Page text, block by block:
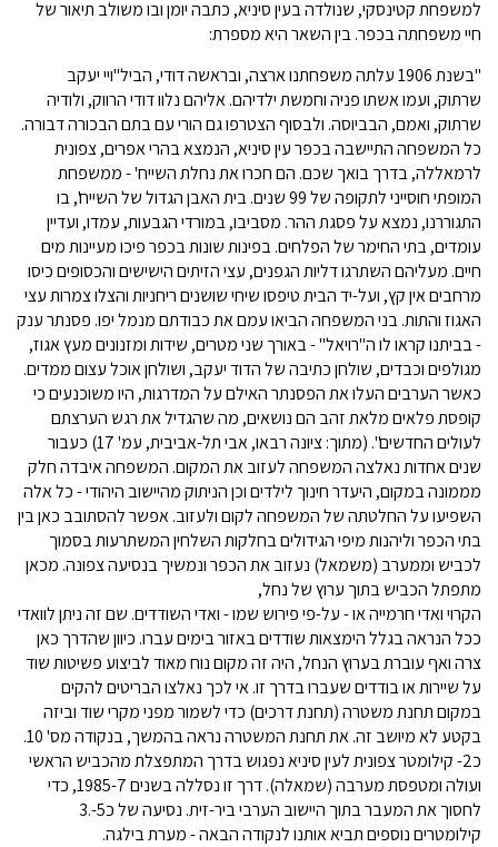
למשפחת קטינסקי, שנולדה בעין סיניא, כתבה יומן ובו משולב תיאור של
חיי משפחתה בכפר. בין השאר היא מספרת:
"בשנת 1906 עלתה משפחתנו ארצה, ובראשה דודי, הביל"ויי יעקב
שרתוק, ועמו אשתו פניה וחמשת ילדיהם. אליהם נלוו דודי הרווק, ולודיה
שרתוק, ואמם, הבביוסה. ולבסוף הצטרפו גם הורי עם בתם הבכורה דבורה.
כל המשפחה התיישבה בכפר עין סיניא, הנמצא בהרי אפרים, צפונית
לרמאללה, בדרך בואך שכם. הם חכרו את נחלת השייח' - ממשפחת
המופתי חוסייני לתקופה של 99 שנים. בית האבן הגדול של השייח', בו
התגוררנו, נמצא על פסגת ההר. מסביבו, במורדי הגבעות, עמדו, ועדיין
עומדים, בתי החימר של הפלחים. בפינות שונות בכפר פיכו מעיינות מים
חיים. מעליהם השתרגו דליות הגפנים, עצי הזיתים הישישים והכסופים כיסו
מרחבים אין קץ, ועל-יד הבית טיפסו שיחי שושנים ריחניות והצלו צמרות עצי
האגוז והתות. בני המשפחה הביאו עמם את כבודתם מנמל יפו. פסנתר ענק
- בביתנו קראו לו ה"רויאל" - באורך שני מטרים, שידות ומזנונים מעץ אגוז,
מגולפים וכבדים, שולחן כתיבה של הדוד יעקב, ושולחן אוכל עצום ממדים.
כאשר הערבים העלו את הפסנתר האילם על המדרגות, היו משוכנעים כי
קופסת פלאים מלאת זהב הם נושאים, מה שהגדיל את רגש הערצתם
לעולים החדשים". (מתוך: ציונה רבאו, אבי תל-אביבית, עמ' 17) כעבור
שנים אחדות נאלצה המשפחה לעזוב את המקום. המשפחה איבדה חלק
מממונה במקום, היעדר חינוך לילדים וכן הניתוק מהיישוב היהודי - כל אלה
השפיעו על החלטתה של המשפחה לקום ולעזוב. אפשר להסתובב כאן בין
בתי הכפר וליהנות מיפי הגידולים בחלקות השלחין המשתרעות בסמוך
לכביש וממערב (משמאל) נעזוב את הכפר ונמשיך בנסיעה צפונה. מכאן
מתפתל הכביש בתוך ערוץ של נחל,
הקרוי ואדי חרמייה או - על-פי פירוש שמו - ואדי השודדים. שם זה ניתן לוואדי
ככל הנראה בגלל הימצאות שודדים באזור בימים עברו. כיוון שהדרך כאן
צרה ואף עוברת בערוץ הנחל, היה זה מקום נוח מאוד לביצוע פשיטות שוד
על שיירות או בודדים שעברו בדרך זו. אי לכך נאלצו הבריטים להקים
במקום תחנת משטרה (תחנת דרכים) כדי לשמור מפני מקרי שוד וביזה
בקטע לא מיושב זה. את תחנת המשטרה נראה בהמשך, בנקודה מס' 10.
כ2- קילומטר צפונית לעין סיניא נפגוש בדרך המתפצלת מהכביש הראשי
ועולה ומטפסת מערבה (שמאלה). דרך זו נסללה בשנים 1985-7, כדי
לחסוך את המעבר בתוך היישוב הערבי ביר-זית. נסיעה של כ5-.3
קילומטרים נוספים תביא אותנו לנקודה הבאה - מערת בילגה.